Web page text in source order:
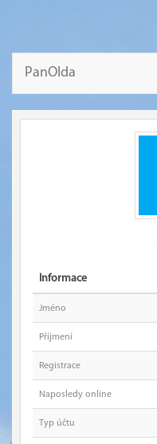
PanOlda
Informace
Jméno
Příjmení
Registrace
Naposledy online
Typ účtu